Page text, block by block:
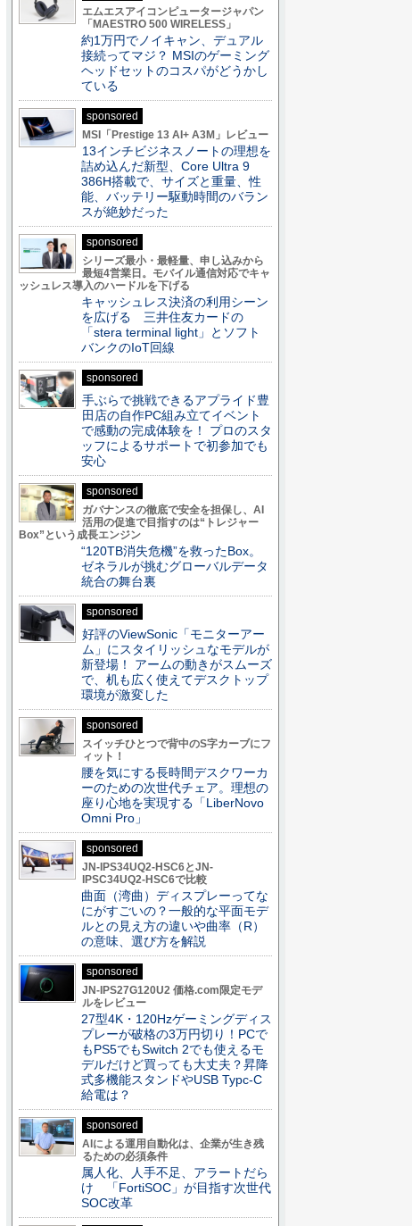
エムエスアイコンピュータージャパン
「MAESTRO 500 WIRELESS」
約1万円でノイキャン、デュアル
接続ってマジ？ MSIのゲーミング
ヘッドセットのコスパがどうかし
ている
sponsored
MSI「Prestige 13 AI+ A3M」レビュー
13インチビジネスノートの理想を
詰め込んだ新型、Core Ultra 9
386H搭載で、サイズと重量、性
能、バッテリー駆動時間のバラン
スが絶妙だった
sponsored
シリーズ最小・最軽量、申し込みから
最短4営業日。モバイル通信対応でキャ
ッシュレス導入のハードルを下げる
キャッシュレス決済の利用シーン
を広げる 三井住友カードの
「stera terminal light」とソフト
バンクのIoT回線
sponsored
手ぶらで挑戦できるアプライド豊
田店の自作PC組み立てイベント
で感動の完成体験を！ プロのスタ
ッフによるサポートで初参加でも
安心
sponsored
ガバナンスの徹底で安全を担保し、AI
活用の促進で目指すのは“トレジャー
Box”という成長エンジン
“120TB消失危機”を救ったBox。
ゼネラルが挑むグローバルデータ
統合の舞台裏
sponsored
好評のViewSonic「モニターアー
ム」にスタイリッシュなモデルが
新登場！ アームの動きがスムーズ
で、机も広く使えてデスクトップ
環境が激変した
sponsored
スイッチひとつで背中のS字カーブにフ
ィット！
腰を気にする長時間デスクワーカ
ーのための次世代チェア。理想の
座り心地を実現する「LiberNovo
Omni Pro」
sponsored
JN-IPS34UQ2-HSC6とJN-
IPSC34UQ2-HSC6で比較
曲面（湾曲）ディスプレーってな
にがすごいの？一般的な平面モデ
ルとの見え方の違いや曲率（R）
の意味、選び方を解説
sponsored
JN-IPS27G120U2 価格.com限定モデ
ルをレビュー
27型4K・120Hzゲーミングディス
プレーが破格の3万円切り！PCで
もPS5でもSwitch 2でも使えるモ
デルだけど買っても大丈夫？昇降
式多機能スタンドやUSB Typc-C
給電は？
sponsored
AIによる運用自動化は、企業が生き残
るための必須条件
属人化、人手不足、アラートだら
け 「FortiSOC」が目指す次世代
SOC改革